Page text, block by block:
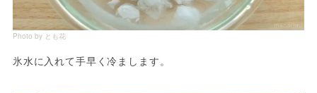
Photo by とも花
氷水に入れて手早く冷まします。